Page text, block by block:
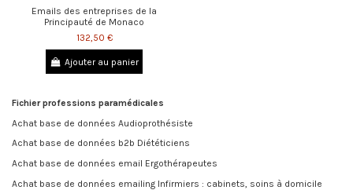
Emails des entreprises de la
Principauté de Monaco
132,50 €
Ajouter au panier
Fichier professions paramédicales
Achat base de données Audioprothésiste
Achat base de données b2b Diététiciens
Achat base de données email Ergothérapeutes
Achat base de données emailing Infirmiers : cabinets, soins à domicile